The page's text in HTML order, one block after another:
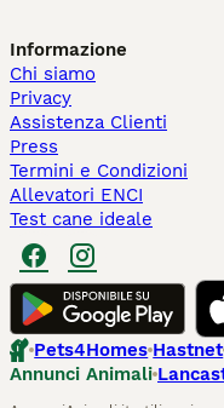
Informazione
Chi siamo
Privacy
Assistenza Clienti
Press
Termini e Condizioni
Allevatori ENCI
Test cane ideale
Pets4Homes Hastnet
Annunci Animali